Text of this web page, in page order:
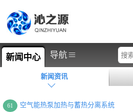
新闻中心 导航≡
新闻资讯
61 空气能热泵加热与蓄热分离系统